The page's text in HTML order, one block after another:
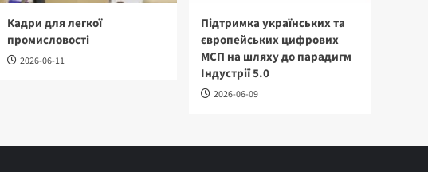
Кадри для легкої
промисловості
2026-06-11
Підтримка українських та
європейських цифрових
МСП на шляху до парадигм
Індустрії 5.0
2026-06-09